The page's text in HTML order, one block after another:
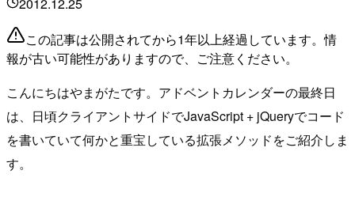
この記事は公開されてから1年以上経過しています。情
報が古い可能性がありますので、ご注意ください。
こんにちはやまがたです。アドベントカレンダーの最終日
は、日頃クライアントサイドでJavaScript + jQueryでコード
を書いていて何かと重宝している拡張メソッドをご紹介しま
す。